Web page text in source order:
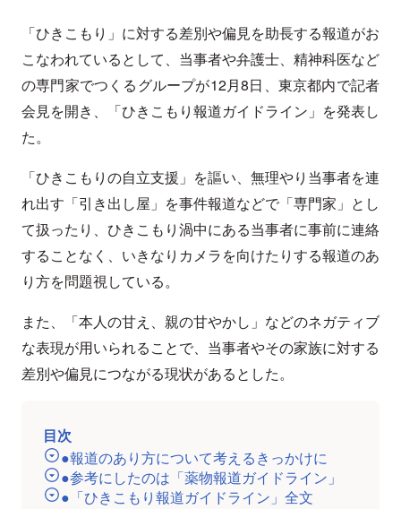
「ひきこもり」に対する差別や偏見を助長する報道がお
こなわれているとして、当事者や弁護士、精神科医など
の専門家でつくるグループが12月8日、東京都内で記者
会見を開き、「ひきこもり報道ガイドライン」を発表し
た。
「ひきこもりの自立支援」を謳い、無理やり当事者を連
れ出す「引き出し屋」を事件報道などで「専門家」とし
て扱ったり、ひきこもり渦中にある当事者に事前に連絡
することなく、いきなりカメラを向けたりする報道のあ
り方を問題視している。
また、「本人の甘え、親の甘やかし」などのネガティブ
な表現が用いられることで、当事者やその家族に対する
差別や偏見につながる現状があるとした。
目次
●報道のあり方について考えるきっかけに
●参考にしたのは「薬物報道ガイドライン」
●「ひきこもり報道ガイドライン」全文